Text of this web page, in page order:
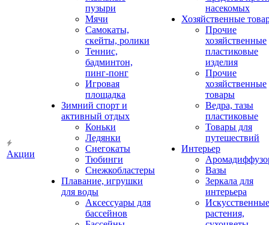
Акции
пузыри
Мячи
Самокаты,
скейты, ролики
Теннис,
бадминтон,
пинг-понг
Игровая
площадка
Зимний спорт и
активный отдых
Коньки
Ледянки
Снегокаты
Тюбинги
Снежкобластеры
Плавание, игрушки
для воды
Аксессуары для
бассейнов
насекомых
Хозяйственные
Прочие
хозяйственные
пластиковые
изделия
Прочие
хозяйственные
товары
Ведра, тазы
пластиковые
Товары для
путешествий
Интерьер
Вазы
Зеркала для
интерьера
Искусственные
растения,